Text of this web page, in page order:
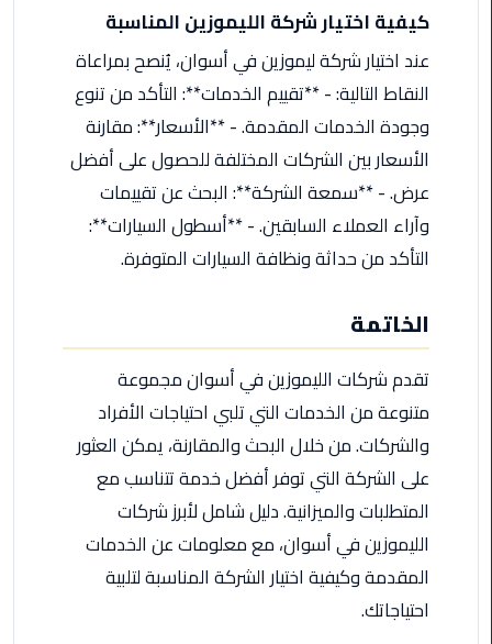
سارات
مرسيدس
ليموزين
اسكندرية
ليموزين
الساحل
ليموزين
العين
السخنة
ليموزين
الشيخ
ليموزين
كيفية اختيار شركة الليموزين المناسبة
عند اختيار شركة ليموزين في أسوان، يُنصح بمراعاة
النقاط التالية: - **تقييم الخدمات**: التأكد من تنوع
وجودة الخدمات المقدمة. - **الأسعار**: مقارنة
الأسعار بين الشركات المختلفة للحصول على أفضل
عرض. - **سمعة الشركة**: البحث عن تقييمات
وآراء العملاء السابقين. - **أسطول السيارات**:
التأكد من حداثة ونظافة السيارات المتوفرة.
الخاتمة
تقدم شركات الليموزين في أسوان مجموعة
متنوعة من الخدمات التي تلبي احتياجات الأفراد
والشركات. من خلال البحث والمقارنة، يمكن العثور
على الشركة التي توفر أفضل خدمة تتناسب مع
المتطلبات والميزانية. دليل شامل لأبرز شركات
الليموزين في أسوان، مع معلومات عن الخدمات
المقدمة وكيفية اختيار الشركة المناسبة لتلبية
احتياجاتك.